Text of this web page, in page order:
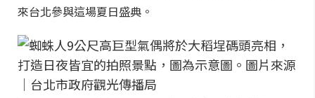
來台北參與這場夏日盛典。